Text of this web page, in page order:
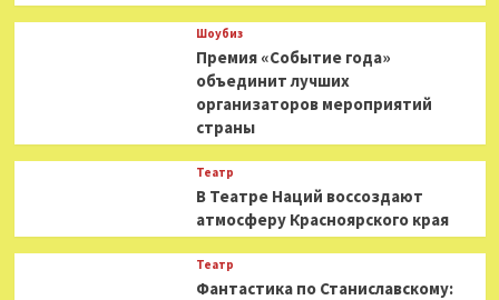
Шоубиз
Премия «Событие года»
объединит лучших
организаторов мероприятий
страны
Театр
В Театре Наций воссоздают
атмосферу Красноярского края
Театр
Фантастика по Станиславскому: